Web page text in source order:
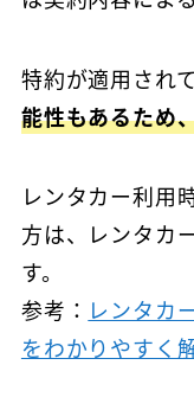
特約が適用されて
能性もあるため
レンタカー利用
方は、レンタカ
す。
参考： レンタカ
をわかりやすく